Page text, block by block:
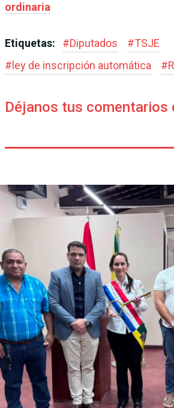
ordinaria
Etiquetas: #Diputados #TSJE
# ley de inscripción automática #
Déjanos tus comentarios